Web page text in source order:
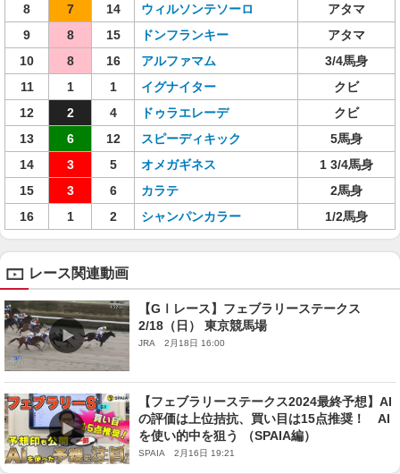
8
7 14 ウィルソンテソーロ
アタマ
9
8 15 ドンフランキー
アタマ
10
8 16 アルファマム
3/4馬身
11
1 1 イグナイター
クビ
12
2 4 ドゥラエレーデ
クビ
13
6 12 スピーディキック
5馬身
14
3 5 オメガギネス
1 3/4馬身
15
3 6 カラテ
2馬身
16
1 2 シャンパンカラー 1/2馬身
レース関連動画
【GⅠレース】フェブラリーステークス
2/18（日） 東京競馬場
JRA 2月18日 16:00
【フェブラリーステークス2024最終予想】AI
の評価は上位拮抗、買い目は15点推奨！ AI
を使い的中を狙う （SPAIA編）
SPAIA 2月16日 19:21